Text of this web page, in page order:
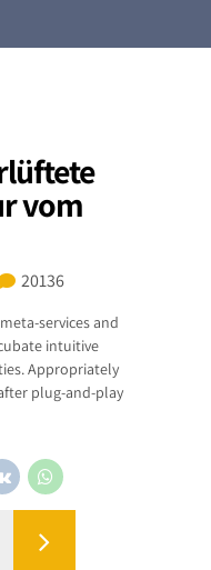
vom
20136
services and
intuitive
Appropriately
plug-and-play